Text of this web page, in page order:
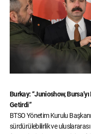
Burkay: “Junioshow,
Getirdi”
BTSO Yönetim Kurulu
sürdürülebilirlik ve uluslararası